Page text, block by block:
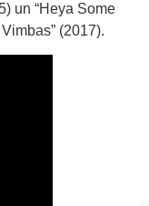
un “Heya Some
(2017).